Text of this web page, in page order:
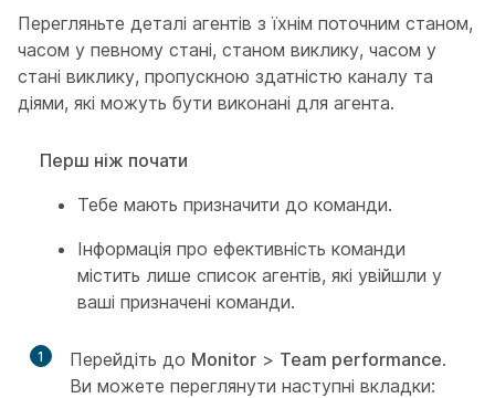
Перегляньте деталі агентів з їхнім поточним станом,
часом у певному стані, станом виклику, часом у
стані виклику, пропускною здатністю каналу та
діями, які можуть бути виконані для агента.
Перш ніж почати
Тебе мають призначити до команди.
Інформація про ефективність команди
містить лише список агентів, які увійшли у
ваші призначені команди.
1 Перейдіть до Monitor > Team performance.
Ви можете переглянути наступні вкладки: